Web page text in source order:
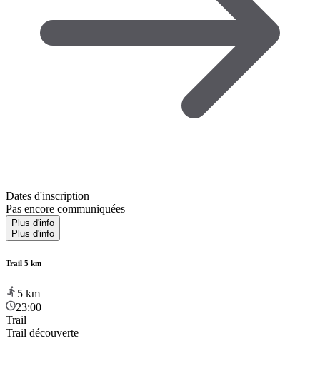
Dates d'inscription
Pas encore communiquées
Plus d'info
Plus d'info
Trail 5 km
5 km
23:00
Trail
Trail découverte